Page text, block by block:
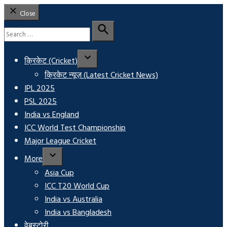
Close
Search
for:
Search
क्रिकेट (Cricket)
क्रिकेट न्यूज़ (Latest Cricket News)
IPL 2025
PSL 2025
India vs England
ICC World Test Championship
Major League Cricket
More
Asia Cup
ICC T20 World Cup
India vs Australia
India vs Bangladesh